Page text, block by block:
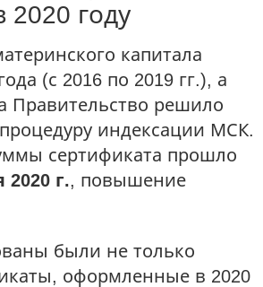
2020 году
капитала
(с 2016 по 2019 гг.), а
Правительство решило
индексации МСК.
сертификата прошло
2020 г., повышение
были не только
оформленные в 2020